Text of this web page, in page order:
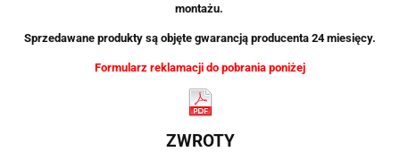
montażu.
Sprzedawane produkty są objęte gwarancją producenta 24 miesięcy.
Formularz reklamacji do pobrania poniżej
ZWROTY